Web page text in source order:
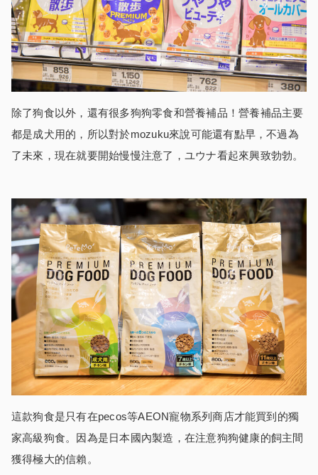
除了狗食以外，還有很多狗狗零食和營養補品！營養補品主要
都是成犬用的，所以對於mozuku來說可能還有點早，不過為
了未來，現在就要開始慢慢注意了，ユウナ看起來興致勃勃。
這款狗食是只有在pecos等AEON寵物系列商店才能買到的獨
家高級狗食。因為是日本國內製造，在注意狗狗健康的飼主間
獲得極大的信賴。